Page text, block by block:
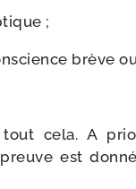
;
brève
cela. A
preuve est